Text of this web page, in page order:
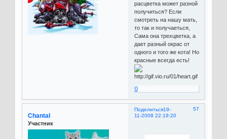
расцветка может разной
получиться? Если
смотреть на нашу мать,
то так и получаеться,
Сама она трехцветка, а
дает разный окрас от
одного и того же кота! Но
красные всегда есть!
0
Поделиться 57
19-
11-2008 22:19:20
Chantal
Участник